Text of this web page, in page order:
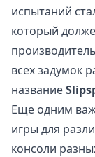
испытаний
который
всех задумок
название
Еще одним
игры для
консоли